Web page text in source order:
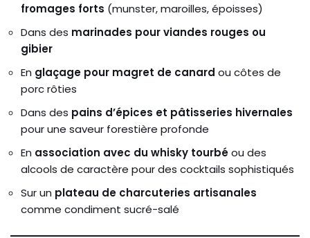
fromages forts (munster, maroilles, époisses)
Dans des marinades pour viandes rouges ou
gibier
En glaçage pour magret de canard ou côtes de
porc rôties
Dans des pains d’épices et pâtisseries hivernales
pour une saveur forestière profonde
En association avec du whisky tourbéou des
alcools de caractère pour des cocktails sophistiqués
Sur un plateau de charcuteries artisanales
comme condiment sucré-salé